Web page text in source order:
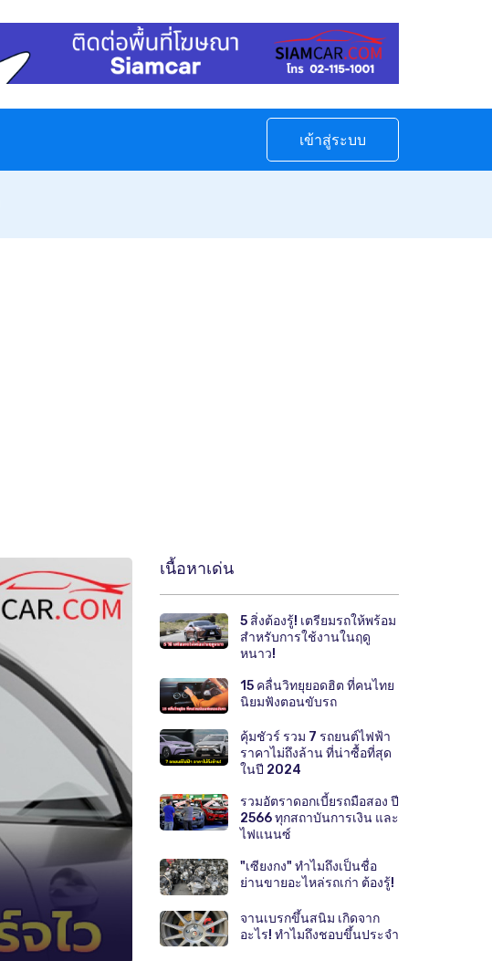
เข้าสู่ระบบ
เนื้อหาเด่น
5 สิ่งต้องรู้! เตรียมรถให้พร้อม
สำหรับการใช้งานในฤดู
หนาว!
15 คลื่นวิทยุยอดฮิต ที่คนไทย
นิยมฟังตอนขับรถ
คุ้มชัวร์ รวม 7 รถยนต์ไฟฟ้า
ราคาไม่ถึงล้าน ที่น่าซื้อที่สุด
ในปี 2024
รวมอัตราดอกเบี้ยรถมือสอง ปี
2566 ทุกสถาบันการเงิน และ
ไฟแนนซ์
"เซียงกง" ทำไมถึงเป็นชื่อ
ย่านขายอะไหล่รถเก่า ต้องรู้!
จานเบรกขึ้นสนิม เกิดจาก
อะไร! ทำไมถึงชอบขึ้นประจำ